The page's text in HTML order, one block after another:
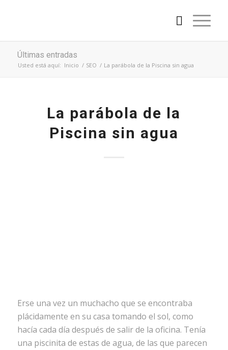
Últimas entradas
Usted está aquí: Inicio / SEO / La parábola de la Piscina sin agua
La parábola de la
Piscina sin agua
Erse una vez un muchacho que se encontraba
plácidamente en su casa tomando el sol, como
hacía cada día después de salir de la oficina. Tenía
una piscinita de estas de agua, de las que parecen